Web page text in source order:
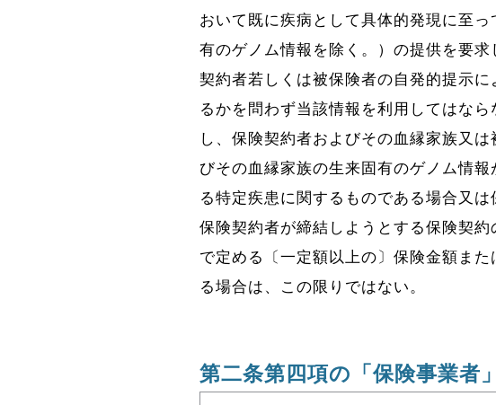
おいて既に疾病として具体的発現に至っ
有のゲノム情報を除く。）の提供を要求
契約者若しくは被保険者の自発的提示に
るかを問わず当該情報を利用してはなら
し、保険契約者およびその血縁家族又は
びその血縁家族の生来固有のゲノム情報
る特定疾患に関するものである場合又は
保険契約者が締結しようとする保険契約
で定める〔一定額以上の〕保険金額また
る場合は、この限りではない。
第二条第四項の「保険事業者